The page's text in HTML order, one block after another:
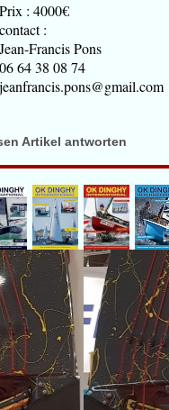
Prix : 4000€
contact :
Jean-Francis Pons
06 64 38 08 74
jeanfrancis.pons@gmail.com
Artikel antworten